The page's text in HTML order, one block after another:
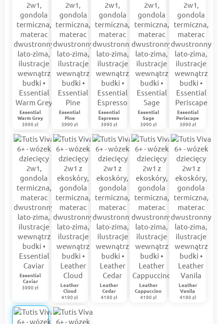
Essential
Warm Grey
3990 zł
Essential
Pine
3990 zł
Essential
Espresso
3990 zł
Essential
Sage
3990 zł
Essential
Periscape
3990 zł
Essential
Caviar
3990 zł
Leather
Cloud
4190 zł
Leather
Cedar
4190 zł
Leather
Cappuccino
4190 zł
Leather
Vanila
4190 zł